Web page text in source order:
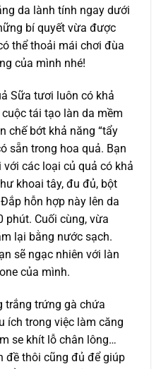
da lành tính ngay dưới
bí quyết vừa được
thể thoải mái chơi đùa
của mình nhé!
Sữa tươi luôn có khả
tái tạo làn da mềm
chế bớt khả năng “tẩy
sẵn trong hoa quả. Bạn
các loại củ quả có khả
khoai tây, đu đủ, bột
hỗn hợp này lên da
phút. Cuối cùng, vừa
lại bằng nước sạch.
sẽ ngạc nhiên với làn
của mình.
trắng trứng gà chứa
ích trong việc làm căng
se khít lỗ chân lông…
đề thôi cũng đủ để giúp